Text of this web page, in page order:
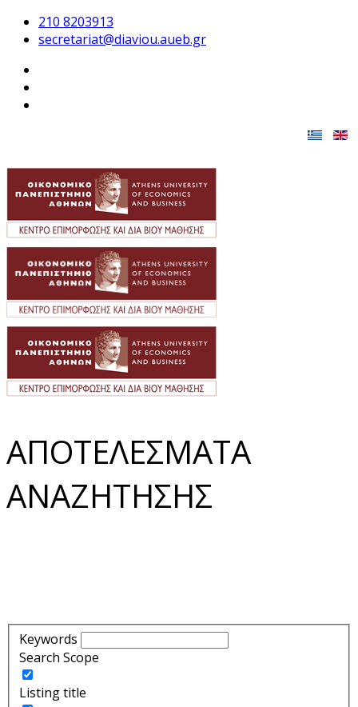
210 8203913
secretariat@diaviou.aueb.gr
ΑΠΟΤΕΛΕΣΜΑΤΑ
ΑΝΑΖΗΤΗΣΗΣ
Keywords
Search Scope
Listing title